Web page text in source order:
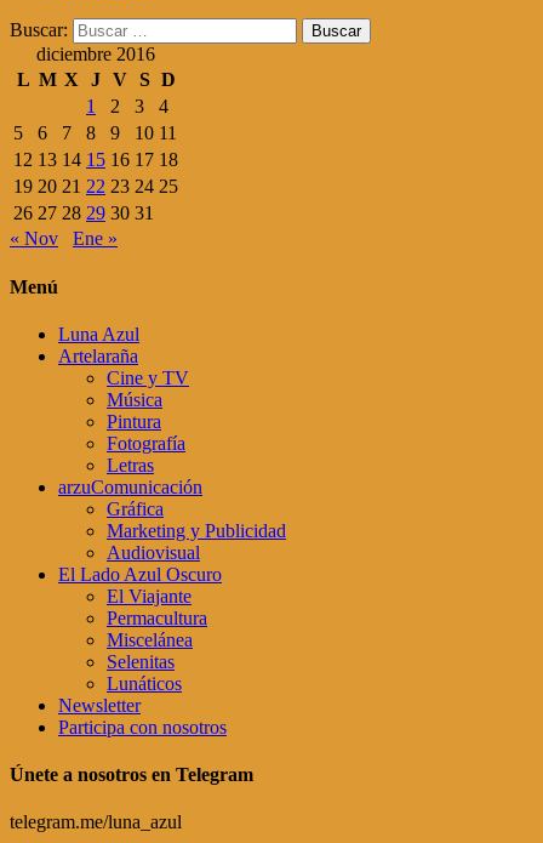
Buscar:
diciembre 2016
L M X J V S D
1
2 3
4
5
6 7 8 9 10 11
12 13 14 15 16 17 18
19 20 21 22 23 24 25
26 27 28 29 30 31
« Nov
Ene »
Menú
Luna Azul
Artelaraña
Cine y TV
Música
Pintura
Fotografía
Letras
arzuComunicación
Gráfica
Marketing y Publicidad
Audiovisual
El Lado Azul Oscuro
El Viajante
Permacultura
Miscelánea
Selenitas
Lunáticos
Newsletter
Participa con nosotros
Únete a nosotros en Telegram
telegram.me/luna_azul